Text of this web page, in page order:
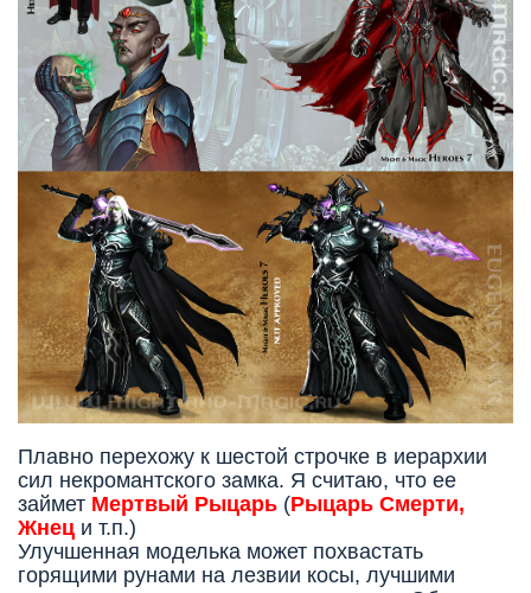
Плавно перехожу к шестой строчке в иерархии
сил некромантского замка. Я считаю, что ее
займет Мертвый Рыцарь (Рыцарь Смерти,
Жнец и т.п.)
Улучшенная моделька может похвастать
горящими рунами на лезвии косы, лучшими